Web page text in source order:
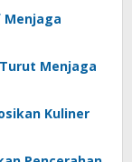
Menjaga
Menjaga
Kuliner